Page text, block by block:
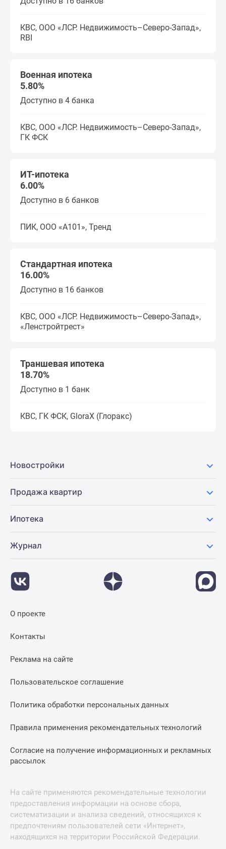
КВС, ООО «ЛСР. Недвижимость–Северо-Запад»,
RBI
Военная ипотека
5.80%
Доступно в 4 банка
КВС, ООО «ЛСР. Недвижимость–Северо-Запад»,
ГК ФСК
ИТ-ипотека
6.00%
Доступно в 6 банков
ПИК, ООО «А101», Тренд
Стандартная ипотека
16.00%
Доступно в 16 банков
КВС, ООО «ЛСР. Недвижимость–Северо-Запад»,
«Ленстройтрест»
Траншевая ипотека
18.70%
Доступно в 1 банк
КВС, ГК ФСК, GloraX (Глоракс)
Новостройки
Продажа квартир
Ипотека
Журнал
О проекте
Контакты
Реклама на сайте
Пользовательское соглашение
Политика обработки персональных данных
Правила применения рекомендательных технологий
Согласие на получение информационных и рекламных
рассылок
На сайте применяются рекомендательные технологии
предоставления информации на основе сбора,
систематизации и анализа сведений, относящихся к
предпочтениям пользователей сети «Интернет»,
находящихся на территории Российской Федерации.